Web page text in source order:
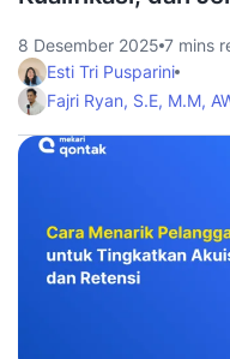
8 Desember 2025 7 mins
Esti Tri Pusparini
Fajri Ryan, S.E, M.M,